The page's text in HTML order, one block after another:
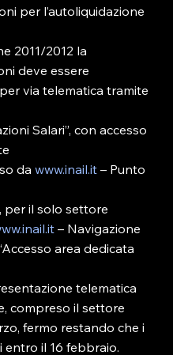
per l’autoliquidazione
2011/2012 la
deve essere
via telematica tramite
Salari”, con accesso
da www.inail.it – Punto
per il solo settore
– Navigazione
area dedicata
telematica
compreso il settore
fermo restando che i
il 16 febbraio.